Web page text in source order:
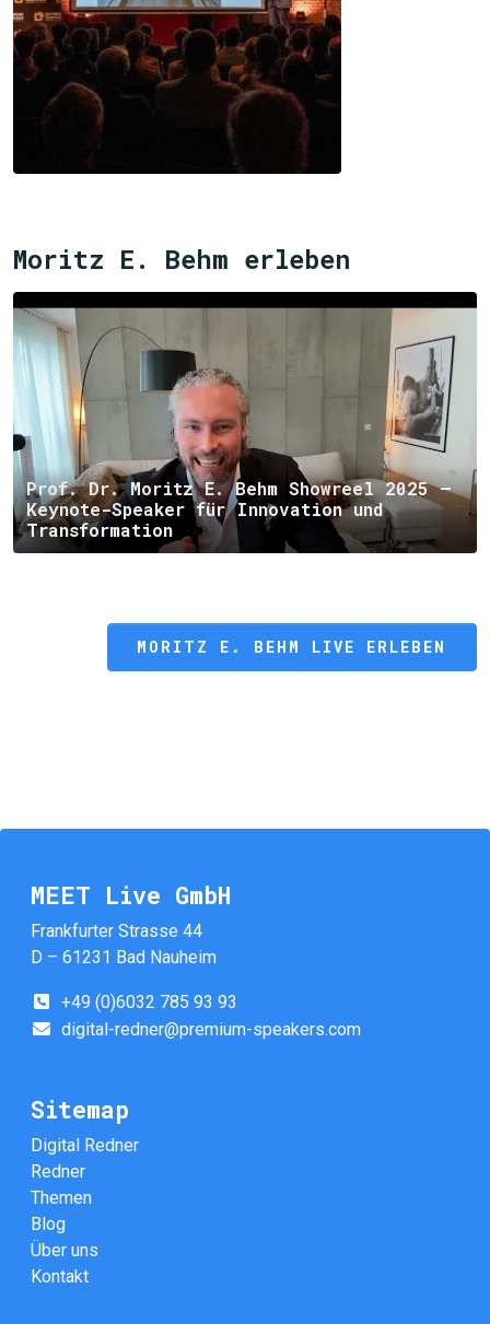
Moritz E. Behm erleben
Prof. Dr. Moritz E. Behm Showreel 2025 –
Keynote-Speaker für Innovation und
Transformation
MORITZ E. BEHM LIVE ERLEBEN
MEET Live GmbH
Frankfurter Strasse 44
D – 61231 Bad Nauheim
+49 (0)6032 785 93 93
digital-redner@premium-speakers.com
Sitemap
Digital Redner
Redner
Themen
Blog
Über uns
Kontakt